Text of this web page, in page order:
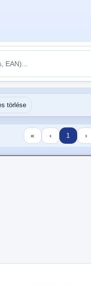
törlése
« ‹ 1 ›